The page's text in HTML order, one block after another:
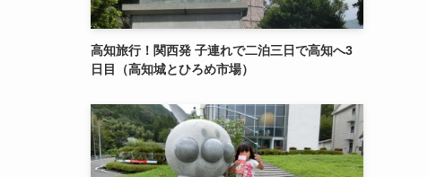
高知旅行！関西発 子連れで二泊三日で高知へ3
日目（高知城とひろめ市場）